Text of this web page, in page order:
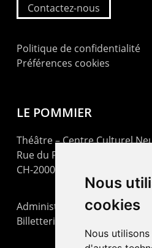
Nous
cookies
Nous
Contactez-nous
Politique de confidentialité
Préférences cookies
LE POMMIER
Théâtre – Centre Culturel
Rue du Pommier 9
CH-2000 Neuchâtel
Administration : +41 32 725 03
Billetterie : +41 32 725 05 05